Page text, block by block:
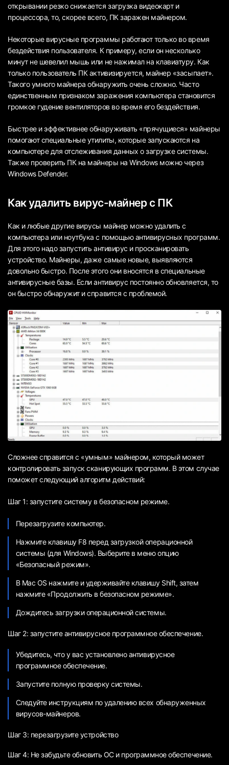
открывании резко снижается загрузка видеокарт и
процессора, то, скорее всего, ПК заражен майнером.
Некоторые вирусные программы работают только во время
бездействия пользователя. К примеру, если он несколько
минут не шевелил мышь или не нажимал на клавиатуру. Как
только пользователь ПК активизируется, майнер «засыпает».
Такого умного майнера обнаружить очень сложно. Часто
единственным признаком заражения компьютера становится
громкое гудение вентиляторов во время его бездействия.
Быстрее и эффективнее обнаруживать «прячущиеся» майнеры
помогают специальные утилиты, которые запускаются на
компьютере для отслеживания данных о загрузке системы.
Также проверить ПК на майнеры на Windows можно через
Windows Defender.
Как удалить вирус-майнер с ПК
Как и любые другие вирусы майнер можно удалить с
компьютера или ноутбука с помощью антивирусных программ.
Для этого надо запустить антивирус и просканировать
устройство. Майнеры, даже самые новые, выявляются
довольно быстро. После этого они вносятся в специальные
антивирусные базы. Если антивирус постоянно обновляется, то
он быстро обнаружит и справится с проблемой.
Сложнее справится с «умным» майнером, который может
контролировать запуск сканирующих программ. В этом случае
поможет следующий алгоритм действий:
Шаг 1: запустите систему в безопасном режиме.
Перезагрузите компьютер.
Нажмите клавишу F8 перед загрузкой операционной
системы (для Windows). Выберите в меню опцию
«Безопасный режим».
В Mac OS нажмите и удерживайте клавишу Shift, затем
нажмите «Продолжить в безопасном режиме».
Дождитесь загрузки операционной системы.
Шаг 2: запустите антивирусное программное обеспечение.
Убедитесь, что у вас установлено антивирусное
программное обеспечение.
Запустите полную проверку системы.
Следуйте инструкциям по удалению всех обнаруженных
вирусов-майнеров.
Шаг 3: перезагрузите устройство
Шаг 4: Не забудьте обновить ОС и программное обеспечение.